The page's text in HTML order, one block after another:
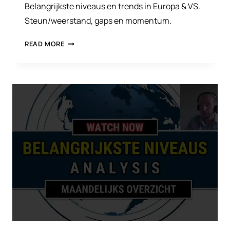
Belangrijkste niveaus en trends in Europa & VS.
Steun/weerstand, gaps en momentum.
READ MOREOM
DE
BEURS
JULI
2025